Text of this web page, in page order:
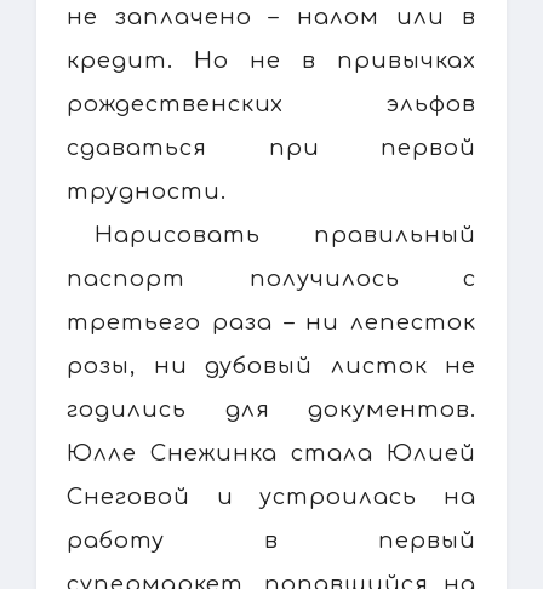
не заплачено – налом или в
кредит. Но не в привычках
рождественских эльфов
сдаваться при первой
трудности.
Нарисовать правильный
паспорт получилось с
третьего раза – ни лепесток
розы, ни дубовый листок не
годились для документов.
Юлле Снежинка стала Юлией
Снеговой и устроилась на
работу в первый